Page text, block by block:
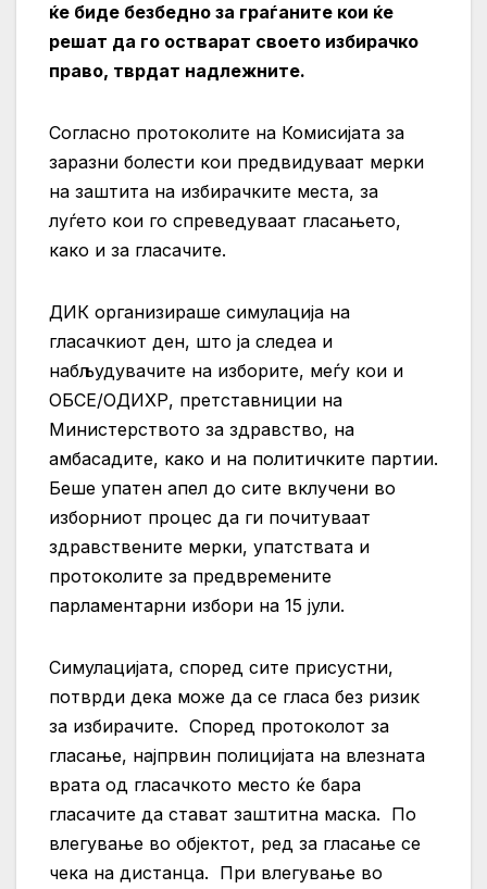
ќе биде безбедно за граѓаните кои ќе
решат да го остварат своето избирачко
право, тврдат надлежните.
Согласно протоколите на Комисијата за
заразни болести кои предвидуваат мерки
на заштита на избирачките места, за
луѓето кои го спреведуваат гласањето,
како и за гласачите.
ДИК организираше симулација на
гласачкиот ден, што ја следеа и
набљудувачите на изборите, меѓу кои и
ОБСЕ/ОДИХР, претставниции на
Министерството за здравство, на
амбасадите, како и на политичките партии.
Беше упатен апел до сите вклучени во
изборниот процес да ги почитуваат
здравствените мерки, упатствата и
протоколите за предвремените
парламентарни избори на 15 јули.
Симулацијата, според сите присустни,
потврди дека може да се гласа без ризик
за избирачите. Според протоколот за
гласање, најпрвин полицијата на влезната
врата од гласачкото место ќе бара
гласачите да стават заштитна маска. По
влегување во објектот, ред за гласање се
чека на дистанца. При влегување во